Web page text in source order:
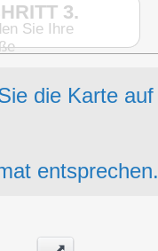
3.
Sie Ihre
die Karte auf
entsprechen.